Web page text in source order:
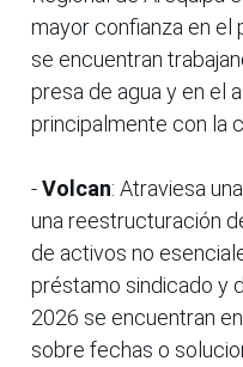
mayor confianza en el
se encuentran
presa de agua y en el
principalmente con la
-Volcan: Atraviesa
una reestructuración
de activos no
préstamo sindicado y
2026 se encuentran
sobre fechas o